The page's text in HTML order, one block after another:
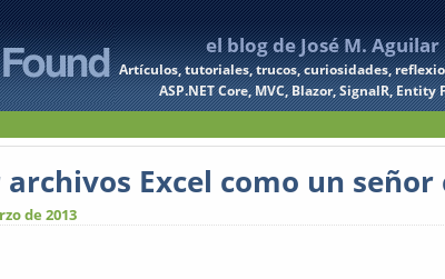
el blog de José M. Aguilar
Artículos, tutoriales, trucos, curiosidades,
ASP.NET Core, MVC, Blazor, SignalR,
Excel como un señor
de 2013